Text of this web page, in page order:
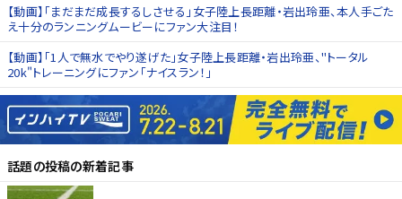
【動画】「まだまだ成長するしさせる」女子陸上長距離・岩出玲亜、本人手ごた
え十分のランニングムービーにファン大注目！
【動画】「1人で無水でやり遂げた」女子陸上長距離・岩出玲亜、"トータル
20k"トレーニングにファン「ナイスラン！」
話題の投稿の新着記事